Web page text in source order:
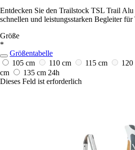
Entdecken Sie den Trailstock TSL Trail
schnellen und leistungsstarken Begleiter
Größe
*
Größentabelle
105 cm
110 cm 115 cm 120
cm
135 cm 24h
Dieses Feld ist erforderlich